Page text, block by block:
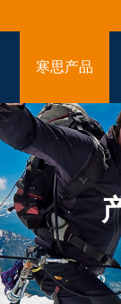
寒思产品